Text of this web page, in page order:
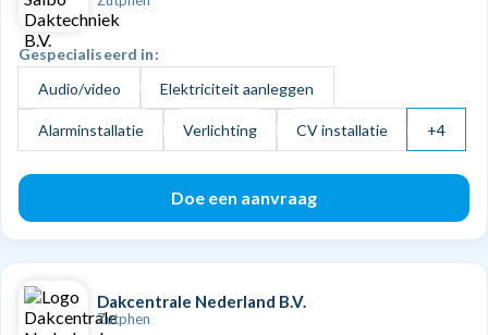
Gespecialiseerd in:
Audio/video
Elektriciteit aanleggen
Alarminstallatie Verlichting CV installatie +4
Doe een aanvraag
Dakcentrale Nederland B.V.
Zutphen